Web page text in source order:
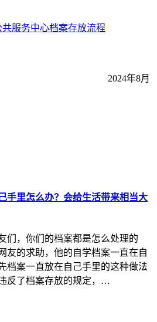
服务中心档案存放流程
2024年8月
手里怎么办？会给生活带来相当大
们，你们的档案都是怎么处理的
友的求助，他的自学档案一直在自
档案一直放在自己手里的这种做法
反了档案存放的规定，…